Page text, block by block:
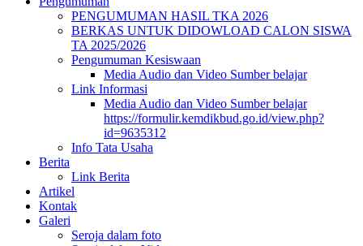
PENGUMUMAN HASIL TKA 2026
BERKAS UNTUK DIDOWLOAD CALON SISWA
TA 2025/2026
Pengumuman Kesiswaan
Media Audio dan Video Sumber belajar
Link Informasi
Media Audio dan Video Sumber belajar
https://formulir.kemdikbud.go.id/view.php?
id=9635312
Info Tata Usaha
Berita
Link Berita
Artikel
Kontak
Galeri
Seroja dalam foto